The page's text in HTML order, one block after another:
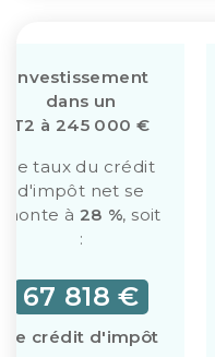
Investissement
dans un
T2 à 245 000 €
Le taux du crédit
d'impôt net se
monte à 28 %, soit
:
67 818 €
de crédit d'impôt